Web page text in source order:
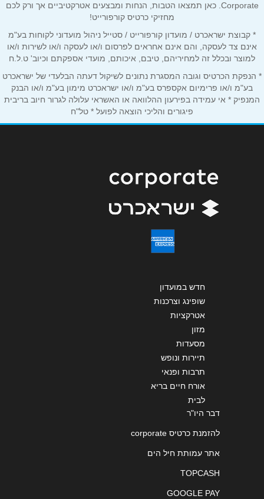
אנא חזרו אלי בקשר ל...
שליחה
Corporate. כאן תמצאו הטבות, הנחות ומבצעים אטרקטיביים אך ורק לכם
מחזיקי כרטיס קורפורייט!
* קבוצת ישראכרט / מועדון קורפורייט / סטייל ניהול מועדוני לקוחות בע"מ
אינם צד לעסקה, והם אינם אחראים לפרסום ו/או לעסקה ו/או לשירות ו/או
למוצר ובכלל זה למחיריהם, טיבם, איכותם, מועדי אספקתם וכיוב' ט.ל.ח
* הנפקת הכרטיס וגובה המסגרת נתונים לשיקול דעתה הבלעדי של ישראכרט
בע"מ ו/או פרימיום אקספרס בע"מ ו/או ישראכרט מימון בע"מ ו/או הבנק
המנפיק * אי עמידה בפירעון ההלוואה או האשראי עלולה לגרור חיוב בריבית
פיגורים והליכי הוצאה לפועל * טל"ח
חדש במועדון
שופינג וצרכנות
אטרקציות
מזון
מסעדות
תיירות ונופש
תרבות ופנאי
אורח חיים בריא
לבית
דבר היו"ר
להזמנת כרטיס corporate
אתר עמותת חיל הים
TOPCASH
GOOGLE PAY